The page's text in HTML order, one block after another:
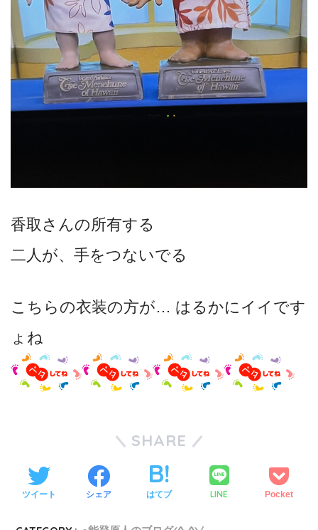
香取さんの所有する
二人が、手をつないでる
こちらの衣装の方が… はるかにイイです
ょね
SHARE
ツイート シェア はてブ LINE Pocket